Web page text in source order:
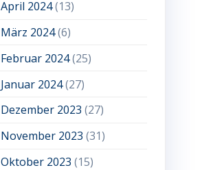
April 2024(13)
März 2024(6)
Februar 2024(25)
Januar 2024(27)
Dezember 2023 (27)
November 2023 (31)
Oktober 2023 (15)